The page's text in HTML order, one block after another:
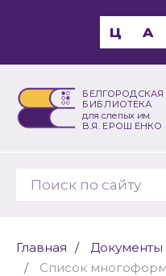
БЕЛГОРОДСКАЯ
БИБЛИОТЕКА
для слепых им.
В.Я. ЕРОШЕНКО
Ц A
Главная Документы
Список